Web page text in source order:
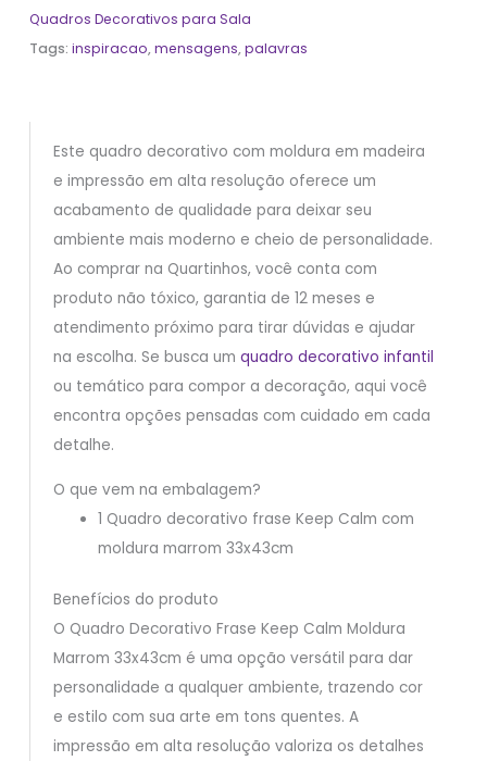
Quadros Decorativos para Sala
Tags:inspiracao,mensagens,palavras
Este quadro decorativo com moldura em madeira
e impressão em alta resolução oferece um
acabamento de qualidade para deixar seu
ambiente mais moderno e cheio de personalidade.
Ao comprar na Quartinhos, você conta com
produto não tóxico, garantia de 12 meses e
atendimento próximo para tirar dúvidas e ajudar
na escolha. Se busca um quadro decorativo infantil
ou temático para compor a decoração, aqui você
encontra opções pensadas com cuidado em cada
detalhe.
O que vem na embalagem?
1 Quadro decorativo frase Keep Calm com
moldura marrom 33x43cm
Benefícios do produto
O Quadro Decorativo Frase Keep Calm Moldura
Marrom 33x43cm é uma opção versátil para dar
personalidade a qualquer ambiente, trazendo cor
e estilo com sua arte em tons quentes. A
impressão em alta resolução valoriza os detalhes